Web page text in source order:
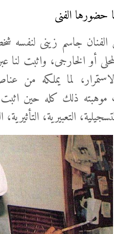
حضورها الفنى
جاسم زينى لنفسه
أو الخارجى، واثبت لنا
لما يملكه من
ذلك كله حين اثبت
التعبيرية،